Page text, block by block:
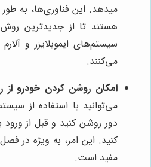
میدهد. این فناوری‌ها، به
هستند تا از جدیدترین
سیستم‌های ایموبلایزر و
می‌کنند.
امکان روشن کردن خودرو از
می‌توانید با استفاده از
دور روشن کنید و قبل از
کنید. این امر، به ویژه در
مفید است.